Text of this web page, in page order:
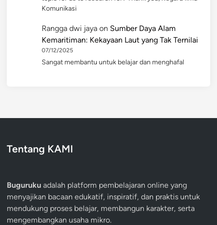
Komunikasi
Rangga dwi jaya on Sumber Daya Alam
Kemaritiman: Kekayaan Laut yang Tak Ternilai
07/12/2025
Sangat membantu untuk belajar dan menghafal
Tentang KAMI
Buguruku adalah platform pembelajaran online yang
menyajikan bacaan edukatif, inspiratif, dan praktis untuk
mendukung proses belajar, membangun karakter, serta
mengembangkan usaha mikro.